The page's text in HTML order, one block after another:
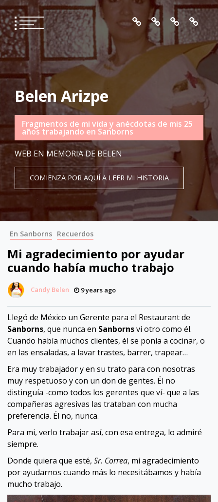
Skip
to
content
Belen Arizpe
Fragmentos de mi vida y anécdotas de mis 25
años trabajando en Sanborns
WEB EN MEMORIA DE BELEN
COMIENZA POR AQUÍ A LEER MI HISTORIA
En Sanborns Recuerdos
Mi agradecimiento por ayudar
cuando había mucho trabajo
Candy Belen 9 years ago
Llegó de México un Gerente para el Restaurant de
Sanborns, que nunca en Sanbornsvi otro como él.
Cuando había muchos clientes, él se ponía a cocinar, o
en las ensaladas, a lavar trastes, barrer, trapear…
Era muy trabajador y en su trato para con nosotras
muy respetuoso y con un don de gentes. Él no
distinguía -como todos los gerentes que ví- que a las
compañeras agresivas las trataban con mucha
preferencia. Él no, nunca.
Para mi, verlo trabajar así, con esa entrega, lo admiré
siempre.
Donde quiera que esté, Sr. Correa, mi agradecimiento
por ayudarnos cuando más lo necesitábamos y había
mucho trabajo.